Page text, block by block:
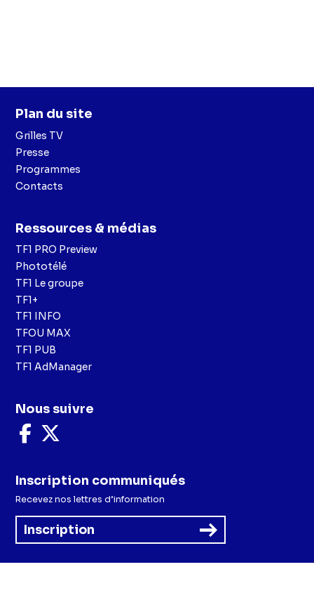
Plan du site
Grilles TV
Presse
Programmes
Contacts
Ressources & médias
TF1 PRO Preview
Phototélé
TF1 Le groupe
TF1+
TF1 INFO
TFOU MAX
TF1 PUB
TF1 AdManager
Nous suivre
Nous
suivre
Facebook
X
Inscription communiqués
Recevez nos lettres d’information
Inscription